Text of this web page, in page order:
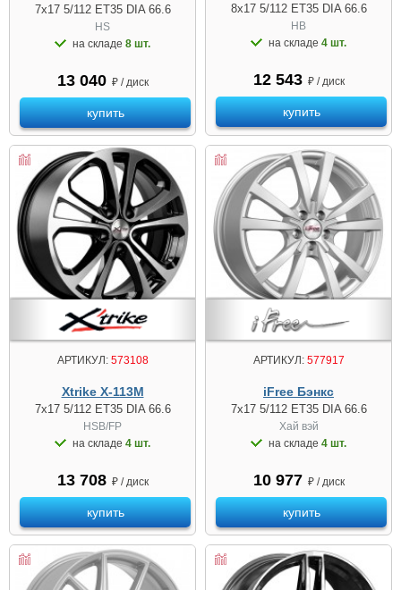
7x17 5/112 ET35 DIA 66.6
HS
на складе 8 шт.
13 040 ₽ / диск
купить
8x17 5/112 ET35 DIA 66.6
HB
на складе 4 шт.
12 543 ₽ / диск
купить
АРТИКУЛ:573108
Xtrike X-113M
7x17 5/112 ET35 DIA 66.6
HSB/FP
на складе 4 шт.
13 708 ₽ / диск
купить
АРТИКУЛ:577917
iFree Бэнкс
7x17 5/112 ET35 DIA 66.6
Хай вэй
на складе 4 шт.
10 977 ₽ / диск
купить